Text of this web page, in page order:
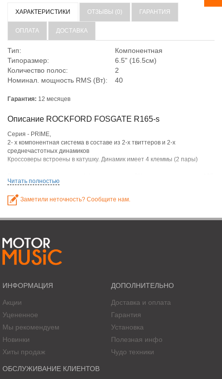
ХАРАКТЕРИСТИКИ ОТЗЫВЫ (0) ГАРАНТИЯ
ОПЛАТА ДОСТАВКА
Тип:
Компонентная
Типоразмер:
6.5" (16.5см)
Количество полос:
2
Номинал. мощность RMS (Вт):
40
Гарантия: 12 месяцев
Описание ROCKFORD FOSGATE R165-s
Серия - PRIME,
2- х компонентная система в составе из 2-х твиттеров и 2-х
среднечастотных динамиков
Кроссоверы встроены в катушку. Динамик имеет 4 клеммы (2 пары)
мм, материал диффузора - полипропилен
Производитель: Rockford Fosgate
Количество полос: 2
Мощность номинальная: 40 Вт
Чувствительность: 89 дБ
Читать полностью
Заметили неточность? Сообщите нам.
ИНФОРМАЦИЯ
Акции
Уцененное
Мы рекомендуем
Новинки
Хиты продаж
ДОПОЛНИТЕЛЬНО
Доставка и оплата
Гарантия
Установка
Полезная инфо
Чудо техники
ОБСЛУЖИВАНИЕ КЛИЕНТОВ